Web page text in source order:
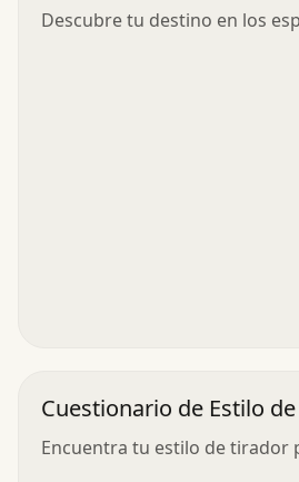
Descubre tu destino en los
Cuestionario de Estilo
Encuentra tu estilo de tirador